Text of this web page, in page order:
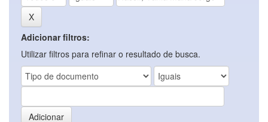
Adicionar filtros:
Utilizar filtros para refinar o resultado de busca.